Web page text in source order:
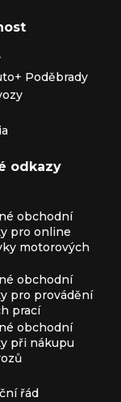
Poděbrady
odkazy
obchodní
pro online
motorových
obchodní
pro provádění
prací
obchodní
při nákupu
řád